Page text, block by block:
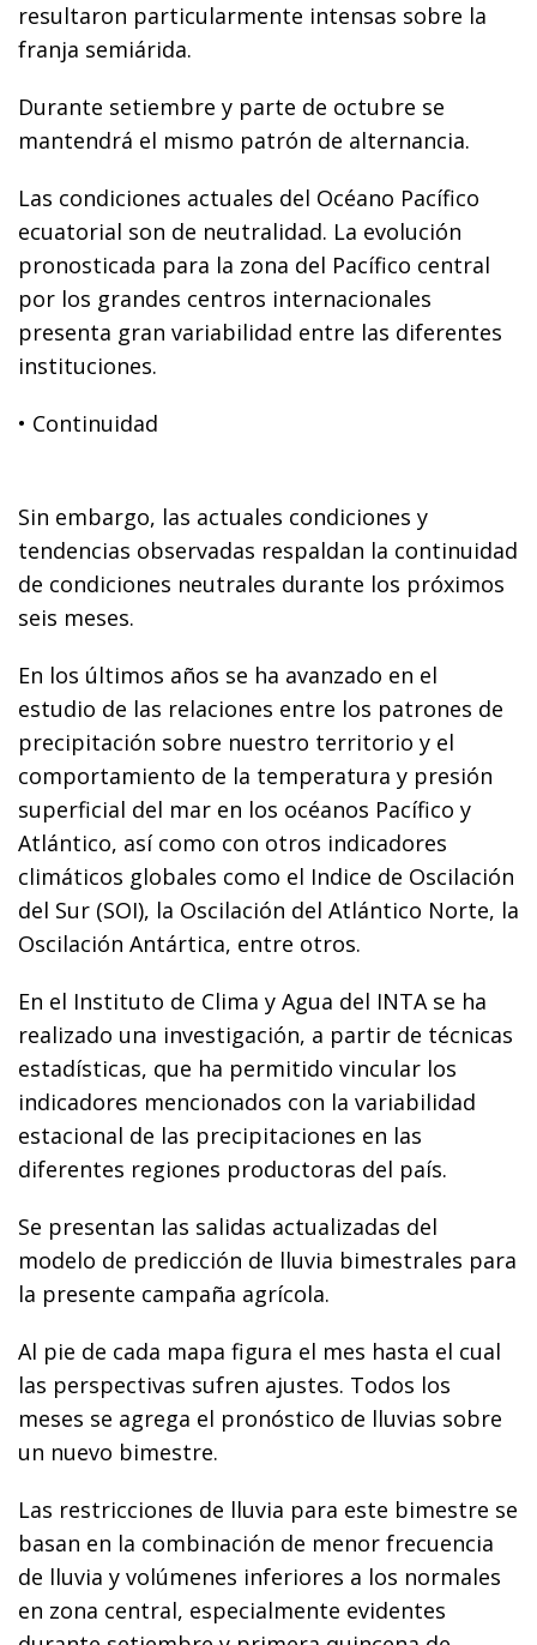
resultaron particularmente intensas sobre la
franja semiárida.
Durante setiembre y parte de octubre se
mantendrá el mismo patrón de alternancia.
Las condiciones actuales del Océano Pacífico
ecuatorial son de neutralidad. La evolución
pronosticada para la zona del Pacífico central
por los grandes centros internacionales
presenta gran variabilidad entre las diferentes
instituciones.
• Continuidad
Sin embargo, las actuales condiciones y
tendencias observadas respaldan la continuidad
de condiciones neutrales durante los próximos
seis meses.
En los últimos años se ha avanzado en el
estudio de las relaciones entre los patrones de
precipitación sobre nuestro territorio y el
comportamiento de la temperatura y presión
superficial del mar en los océanos Pacífico y
Atlántico, así como con otros indicadores
climáticos globales como el Indice de Oscilación
del Sur (SOI), la Oscilación del Atlántico Norte, la
Oscilación Antártica, entre otros.
En el Instituto de Clima y Agua del INTA se ha
realizado una investigación, a partir de técnicas
estadísticas, que ha permitido vincular los
indicadores mencionados con la variabilidad
estacional de las precipitaciones en las
diferentes regiones productoras del país.
Se presentan las salidas actualizadas del
modelo de predicción de lluvia bimestrales para
la presente campaña agrícola.
Al pie de cada mapa figura el mes hasta el cual
las perspectivas sufren ajustes. Todos los
meses se agrega el pronóstico de lluvias sobre
un nuevo bimestre.
Las restricciones de lluvia para este bimestre se
basan en la combinación de menor frecuencia
de lluvia y volúmenes inferiores a los normales
en zona central, especialmente evidentes